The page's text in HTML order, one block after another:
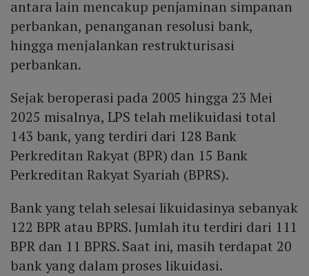
antara lain mencakup penjaminan simpanan
perbankan, penanganan resolusi bank,
hingga menjalankan restrukturisasi
perbankan.
Sejak beroperasi pada 2005 hingga 23 Mei
2025 misalnya, LPS telah melikuidasi total
143 bank, yang terdiri dari 128 Bank
Perkreditan Rakyat (BPR) dan 15 Bank
Perkreditan Rakyat Syariah (BPRS).
Bank yang telah selesai likuidasinya sebanyak
122 BPR atau BPRS. Jumlah itu terdiri dari 111
BPR dan 11 BPRS. Saat ini, masih terdapat 20
bank yang dalam proses likuidasi.